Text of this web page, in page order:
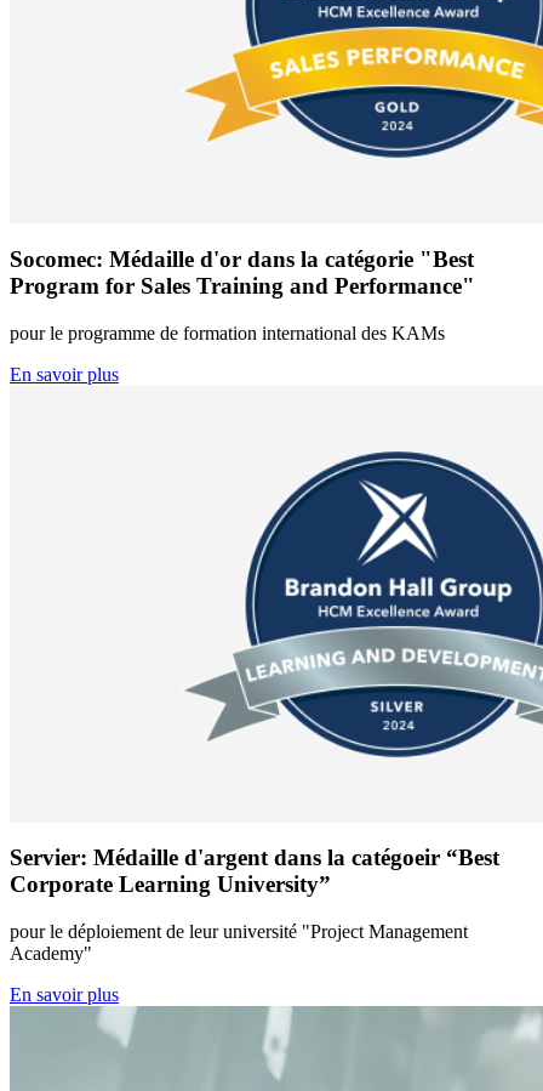
Socomec: Médaille d'or dans la catégorie "Best
Program for Sales Training and Performance"
pour le programme de formation international des KAMs
En savoir plus
Servier: Médaille d'argent dans la catégoeir “Best
Corporate Learning University”
pour le déploiement de leur université "Project Management
Academy"
En savoir plus